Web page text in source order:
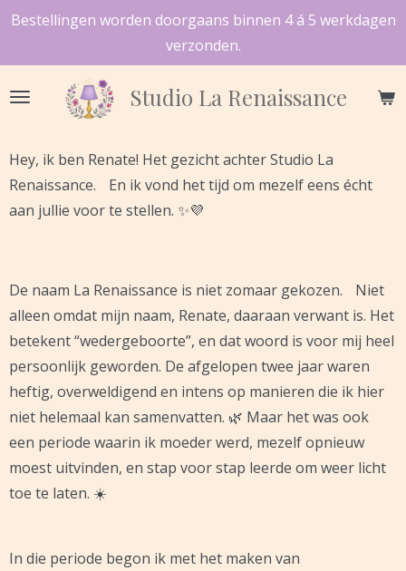
Ga
de
hoofdinhoud
Studio La Renaissance
Bestellingen worden doorgaans binnen 4 á 5 werkdagen
verzonden.
Hey, ik ben Renate! Het gezicht achter Studio La
Renaissance. En ik vond het tijd om mezelf eens écht
aan jullie voor te stellen. ✨💜
De naam La Renaissance is niet zomaar gekozen. Niet
alleen omdat mijn naam, Renate, daaraan verwant is. Het
betekent “wedergeboorte”, en dat woord is voor mij heel
persoonlijk geworden. De afgelopen twee jaar waren
heftig, overweldigend en intens op manieren die ik hier
niet helemaal kan samenvatten. 🌿 Maar het was ook
een periode waarin ik moeder werd, mezelf opnieuw
moest uitvinden, en stap voor stap leerde om weer licht
toe te laten. ☀️
In die periode begon ik met het maken van